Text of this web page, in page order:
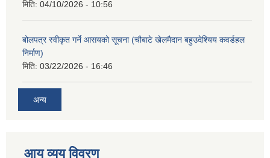
मिति: 04/10/2026 - 10:56
बोलपत्र स्वीकृत गर्ने आसयको सूचना (चौबाटे खेलमैदान बहुउदेश्यिय कवर्डहल
निर्माण)
मिति: 03/22/2026 - 16:46
अन्य
आय व्यय विवरण